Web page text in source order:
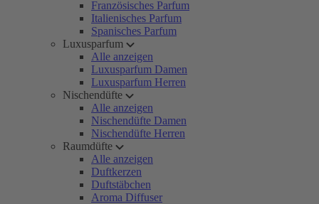
Französisches Parfum
Italienisches Parfum
Spanisches Parfum
Luxusparfum
Alle anzeigen
Luxusparfum Damen
Luxusparfum Herren
Nischendüfte
Alle anzeigen
Nischendüfte Damen
Nischendüfte Herren
Raumdüfte
Alle anzeigen
Duftkerzen
Duftstäbchen
Aroma Diffuser